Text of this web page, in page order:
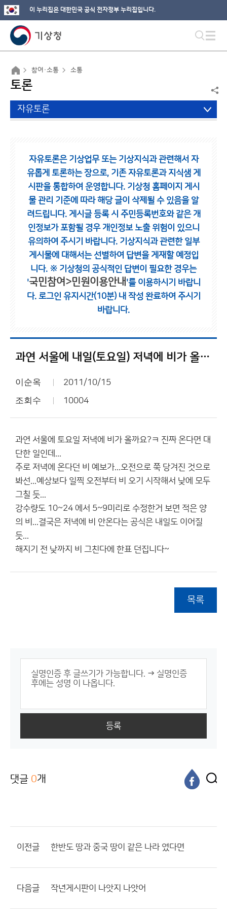
이 누리집은 대한민국 공식 전자정부 누리집입니다.
참여·소통 소통
토론
자유토론
자유토론은 기상업무 또는 기상지식과 관련해서 자
유롭게 토론하는 장으로, 기존 자유토론과 지식샘 게
시판을 통합하여 운영합니다. 기상청 홈페이지 게시
물 관리 기준에 따라 해당 글이 삭제될 수 있음을 알
려드립니다. 게시글 등록 시 주민등록번호와 같은 개
인정보가 포함될 경우 개인정보 노출 위험이 있으니
유의하여 주시기 바랍니다. 기상지식과 관련한 일부
게시물에 대해서는 선별하여 답변을 게재할 예정입
니다. ※ 기상청의 공식적인 답변이 필요한 경우는
'국민참여>민원이용안내 '를 이용하시기 바랍니
다. 로그인 유지시간(10분) 내 작성 완료하여 주시기
바랍니다.
과연 서울에 내일(토요일) 저녁에 비가 올까요?
이순옥 2011/10/15
조회수 10004
과연 서울에 토요일 저녁에 비가 올까요?ㅋ 진짜 온다면 대
단한 일인데...
주로 저녁에 온다던 비 예보가...오전으로 쭉 당겨진 것으로
봐선...예상보다 일찍 오전부터 비 오기 시작해서 낮에 모두
그칠 듯...
강수량도 10~24 에서 5~9미리로 수정한거 보면 적은 양
의 비...결국은 저녁에 비 안온다는 공식은 내일도 이어질
듯...
해지기 전 낮까지 비 그친다에 한표 던집니다~
목록
등록
댓글 0개
이전글 한반도 땅과 중국 땅이 같은 나라 였다면
다음글 작년게시판이 나앗지 나앗어